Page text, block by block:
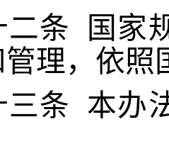
二条
国家
理，依照
三条
本办